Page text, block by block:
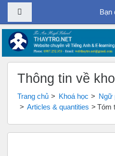
Chuyển tới nội dung chính
Bạn
Thông tin về
Trang chủ Khoá học
Ngữ
Articles & quantities
Tóm